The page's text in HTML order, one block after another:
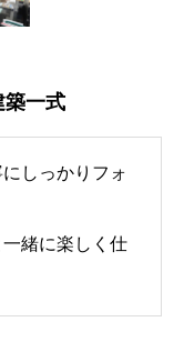
築一式
しっかりフォ
緒に楽しく仕